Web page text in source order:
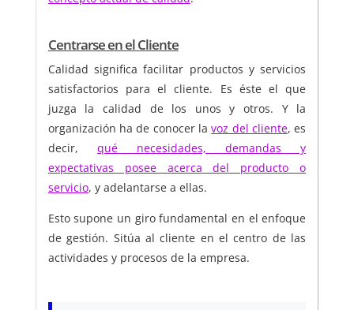
Centrarse en el Cliente
Calidad significa facilitar productos y servicios
satisfactorios para el cliente. Es éste el que
juzga la calidad de los unos y otros. Y la
organización ha de conocer lavoz del cliente, es
decir, qué necesidades, demandas y
expectativas posee acerca del producto o
servicio, y adelantarse a ellas.
Esto supone un giro fundamental en el enfoque
de gestión. Sitúa al cliente en el centro de las
actividades y procesos de la empresa.